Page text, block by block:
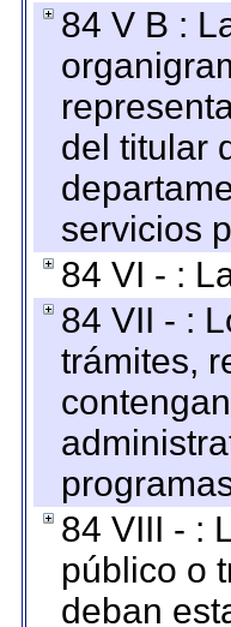
84 V B :
del titular
servicios
84 VI - :
84 VII - :
trámites,
84 VIII - :
público o
deban